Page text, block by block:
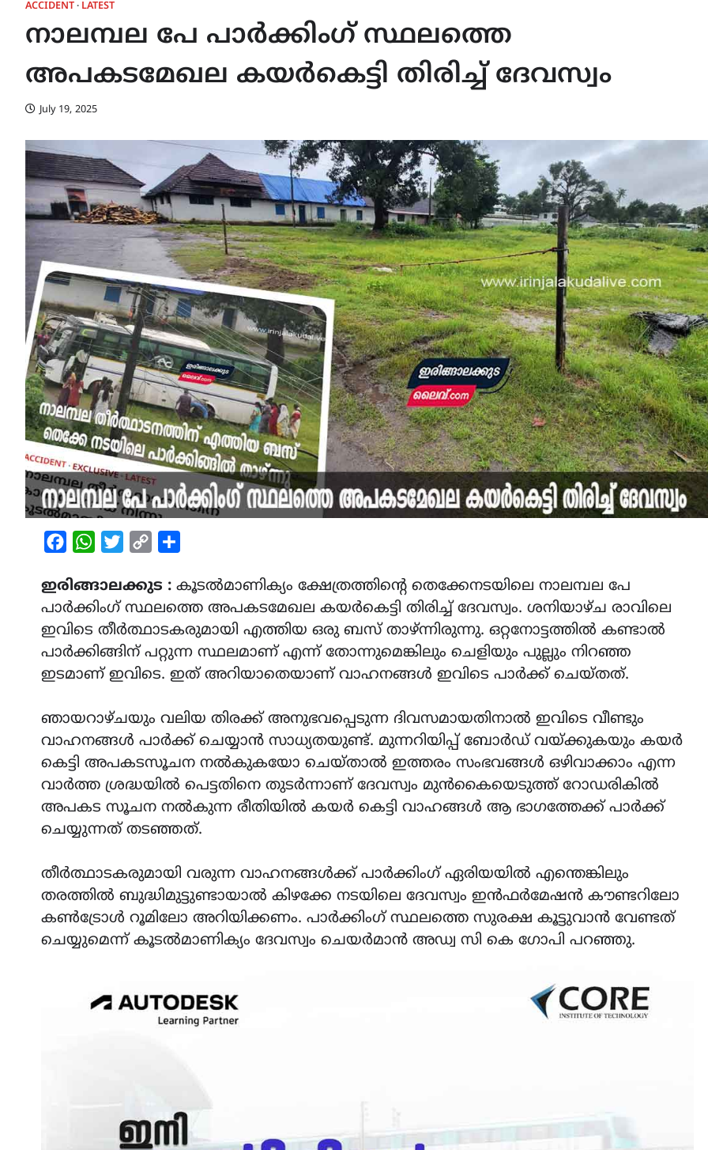
ACCIDENT LATEST
നാലമ്പല പേ പാർക്കിംഗ് സ്ഥലത്തെ
അപകടമേഖല കയർകെട്ടി തിരിച്ച് ദേവസ്വം
July 19, 2025
FacebookWhatsAppTwitterCopy
ഇരിങ്ങാലക്കുട : കൂടൽമാണിക്യം ക്ഷേത്രത്തിന്റെ തെക്കേനടയിലെ നാലമ്പല പേ
പാർക്കിംഗ് സ്ഥലത്തെ അപകടമേഖല കയർകെട്ടി തിരിച്ച് ദേവസ്വം. ശനിയാഴ്ച രാവിലെ
ഇവിടെ തീർത്ഥാടകരുമായി എത്തിയ ഒരു ബസ് താഴ്ന്നിരുന്നു. ഒറ്റനോട്ടത്തിൽ കണ്ടാൽ
പാർക്കിങ്ങിന് പറ്റുന്ന സ്ഥലമാണ് എന്ന് തോന്നുമെങ്കിലും ചെളിയും പുല്ലും നിറഞ്ഞ
ഇടമാണ് ഇവിടെ. ഇത് അറിയാതെയാണ് വാഹനങ്ങൾ ഇവിടെ പാർക്ക് ചെയ്തത്.
ഞായറാഴ്ചയും വലിയ തിരക്ക് അനുഭവപ്പെടുന്ന ദിവസമായതിനാൽ ഇവിടെ വീണ്ടും
വാഹനങ്ങൾ പാർക്ക് ചെയ്യാൻ സാധ്യതയുണ്ട്. മുന്നറിയിപ്പ് ബോർഡ് വയ്ക്കുകയും കയർ
കെട്ടി അപകടസൂചന നൽകുകയോ ചെയ്താൽ ഇത്തരം സംഭവങ്ങൾ ഒഴിവാക്കാം എന്ന
വാർത്ത ശ്രദ്ധയിൽ പെട്ടതിനെ തുടർന്നാണ് ദേവസ്വം മുൻകൈയെടുത്ത് റോഡരികിൽ
അപകട സൂചന നൽകുന്ന രീതിയിൽ കയർ കെട്ടി വാഹങ്ങൾ ആ ഭാഗത്തേക്ക് പാർക്ക്
ചെയ്യുന്നത് തടഞ്ഞത്.
തീർത്ഥാടകരുമായി വരുന്ന വാഹനങ്ങൾക്ക് പാർക്കിംഗ് ഏരിയയിൽ എന്തെങ്കിലും
തരത്തിൽ ബുദ്ധിമുട്ടുണ്ടായാൽ കിഴക്കേ നടയിലെ ദേവസ്വം ഇൻഫർമേഷൻ കൗണ്ടറിലോ
കൺട്രോൾ റൂമിലോ അറിയിക്കണം. പാർക്കിംഗ് സ്ഥലത്തെ സുരക്ഷ കൂട്ടുവാൻ വേണ്ടത്
ചെയ്യുമെന്ന് കൂടൽമാണിക്യം ദേവസ്വം ചെയർമാൻ അഡ്വ സി കെ ഗോപി പറഞ്ഞു.